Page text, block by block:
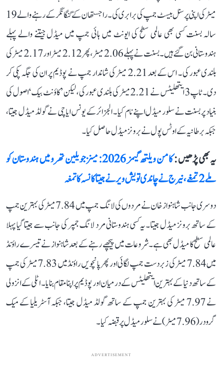
میٹر کی اپنی پرسنل بیسٹ جمپ کی برابری کی۔ راجستھان کے گنگا نگر کے رہنے والے 19
سالہ بسنت کسی بھی عالمی سطح کی ایونٹ میں ہائی جمپ میں میڈل جیتنے والے پہلے
ہندوستانی بن گئے ہیں۔ بسنت نے پہلے 2.06 میٹر، پھر 2.12 میٹر اور 2.17 میٹر کی
بلندی عبور کی۔ اس کے بعد 2.21 میٹر کی شاندار جمپ نے پوڈیم پر ان کی جگہ پکی کر
دی۔ ٹاپ 3 ایتھلیٹس نے 2.21 میٹر کی بلندی عبور کی، لیکن ’کاؤنٹ بیک‘ اصول کی
بنیاد پر بسنت نے سلور میڈل اپنے نام کیا۔ الجزائر کے یونس ایاچی نے گولڈ میڈل جیتا،
جبکہ برطانیہ کے اوٹس پول نے برونز میڈل حاصل کیا۔
یہ بھی پڑھیں :
کامن ویلتھ گیمز 2026: مینز جویلین تھرو میں ہندوستان کو
ملے 2 تمغے، نیرج نے چاندی تو یش ویر نے جیتا کانسہ کا تمغہ
دوسری جانب شاہنواز خان نے مردوں کی لانگ جمپ میں 7.84 میٹر کی بہترین جمپ
کے ساتھ برونز میڈل جیتا۔ یہ کسی ہندوستانی مرد لانگ جمپر کی جانب سے جیتا گیا پہلا
عالمی سطح کا میڈل بھی ہے۔ شروعات میں پیچھے رہنے کے بعد شاہنواز نے تیسرے راؤنڈ
میں 7.84 میٹر کی زبردست جمپ لگائی اور پھر پانچویں راؤنڈ میں 7.83 میٹر کی جمپ
کے ساتھ دنیا کے بہترین ایتھلیٹس کے درمیان اور پوڈیم پر اپنا مقام بنایا۔ اٹلی کے انزولی
نے 7.97 میٹر کی بہترین جمپ کے ساتھ گولڈ میڈل جیتا، جبکہ آسٹریلیا کے میک
گرودر (7.96 میٹر) نے سلور میڈل پر قبضہ کیا۔
ADVERTISEMENT